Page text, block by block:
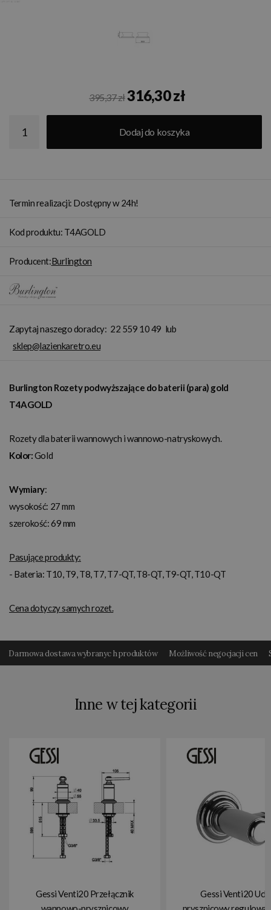
395,37 zł316,30 zł
Dodaj do koszyka
Termin realizacji: Dostępny w 24h!
Kod produktu: T4AGOLD
Producent:Burlington
Zapytaj naszego doradcy: 22 559 10 49 lub
sklep@lazienkaretro.eu
Burlington Rozety podwyższające do baterii (para) gold
T4AGOLD
Rozety dla baterii wannowych i wannowo-natryskowych.
Kolor:Gold
Wymiary:
wysokość: 27 mm
szerokość: 69 mm
Pasujące produkty:
- Bateria: T10, T9, T8, T7, T7-QT, T8-QT, T9-QT, T10-QT
Cena dotyczy samych rozet.
Darmowa dostawa wybranyc h produktów Możliwość negocjacji cen
Inne w tej kategorii
Gessi Venti20 Przełącznik
Gessi Venti20